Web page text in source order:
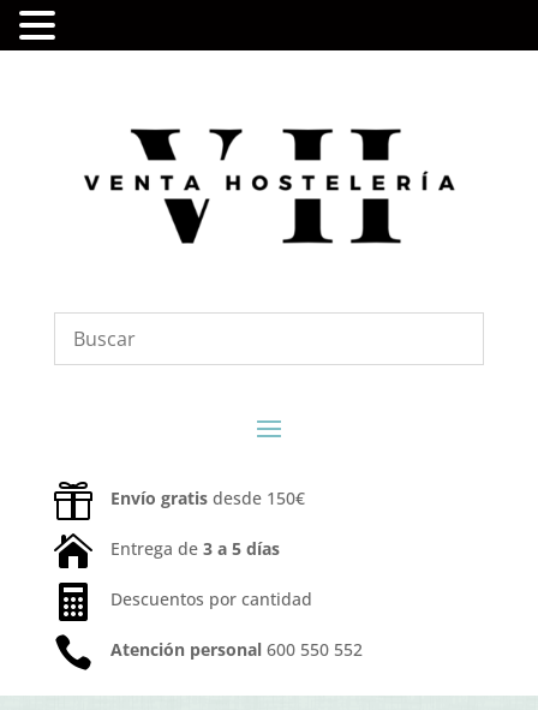
 Envío gratisdesde 150€
 Entrega de 3 a 5 días
 Descuentos por cantidad
 Atención personal600 550 552